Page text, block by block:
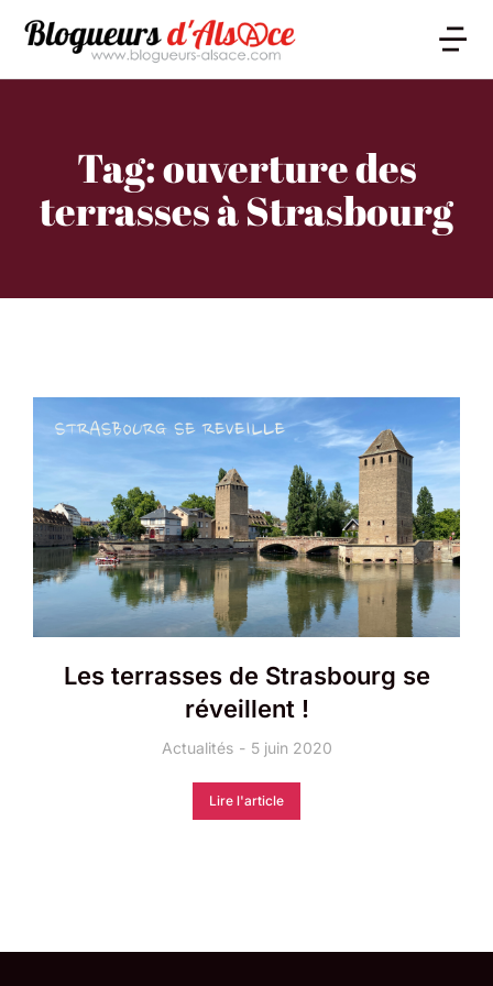
Tag: ouverture des
terrasses à Strasbourg
Les terrasses de Strasbourg se
réveillent !
Actualités 5 juin 2020
Lire l'article